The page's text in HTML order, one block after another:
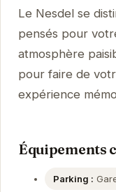
Le Nesdel se
pensés pour
atmosphère
pour faire de
expérience
Équipements
Parking :